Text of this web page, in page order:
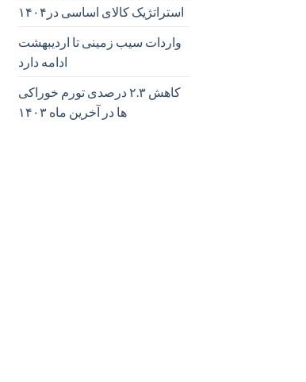
استراتژیک کالای اساسی در۱۴۰۴
واردات سیب زمینی تا اردیبهشت
ادامه دارد
کاهش ۲.۳ درصدی تورم خوراکی
ها در آخرین ماه ۱۴۰۳